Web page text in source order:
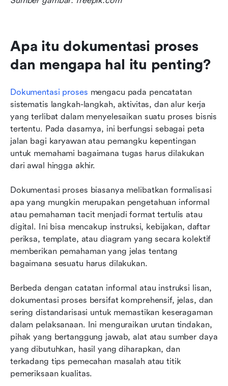
Apa itu dokumentasi proses
dan mengapa hal itu penting?
Dokumentasi proses mengacu pada pencatatan
sistematis langkah-langkah, aktivitas, dan alur kerja
yang terlibat dalam menyelesaikan suatu proses bisnis
tertentu. Pada dasarnya, ini berfungsi sebagai peta
jalan bagi karyawan atau pemangku kepentingan
untuk memahami bagaimana tugas harus dilakukan
dari awal hingga akhir.
Dokumentasi proses biasanya melibatkan formalisasi
apa yang mungkin merupakan pengetahuan informal
atau pemahaman tacit menjadi format tertulis atau
digital. Ini bisa mencakup instruksi, kebijakan, daftar
periksa, template, atau diagram yang secara kolektif
memberikan pemahaman yang jelas tentang
bagaimana sesuatu harus dilakukan.
Berbeda dengan catatan informal atau instruksi lisan,
dokumentasi proses bersifat komprehensif, jelas, dan
sering distandarisasi untuk memastikan keseragaman
dalam pelaksanaan. Ini menguraikan urutan tindakan,
pihak yang bertanggung jawab, alat atau sumber daya
yang dibutuhkan, hasil yang diharapkan, dan
terkadang tips pemecahan masalah atau titik
pemeriksaan kualitas.